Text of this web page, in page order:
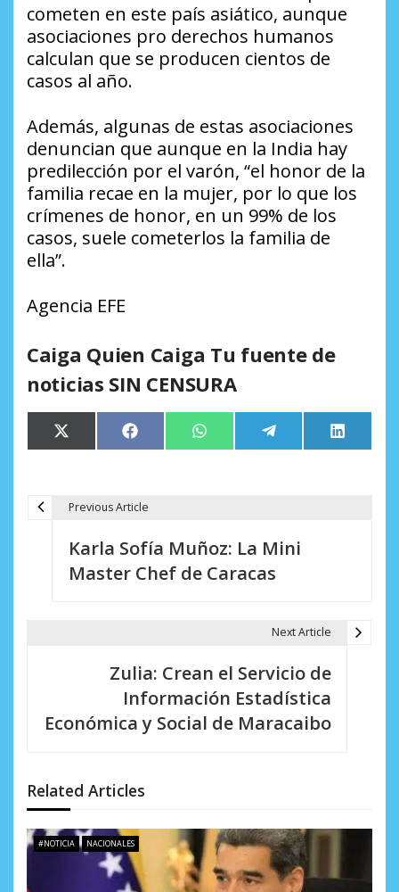
cometen en este país asiático, aunque
asociaciones pro derechos humanos
calculan que se producen cientos de
casos al año.
Además, algunas de estas asociaciones
denuncian que aunque en la India hay
predilección por el varón, “el honor de la
familia recae en la mujer, por lo que los
crímenes de honor, en un 99% de los
casos, suele cometerlos la familia de
ella”.
Agencia EFE
Caiga Quien Caiga Tu fuente de
noticias SIN CENSURA
Compartir
en
X
(Twitter)
Compartir
en
Facebook Compartir
en
WhatsApp Compartir
en
Telegram
en
LinkedIn
ó
n
d
Previous Article
Karla Sofía Muñoz: La Mini
Master Chef de Caracas
Next Article
Zulia: Crean el Servicio de
Información Estadística
Económica y Social de Maracaibo
Related Articles
#NOTICIA NACIONALES